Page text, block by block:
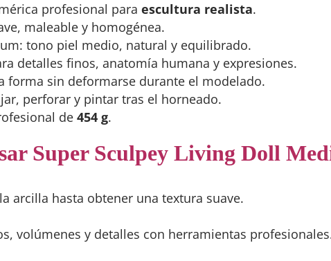
profesional paraescultura realista.
maleable y homogénea.
tono piel medio, natural y equilibrado.
detalles finos, anatomía humana y expresiones.
forma sin deformarse durante el modelado.
perforar y pintar tras el horneado.
de454 g.
Super Sculpey Living Doll
arcilla hasta obtener una textura suave.
volúmenes y detalles con herramientas